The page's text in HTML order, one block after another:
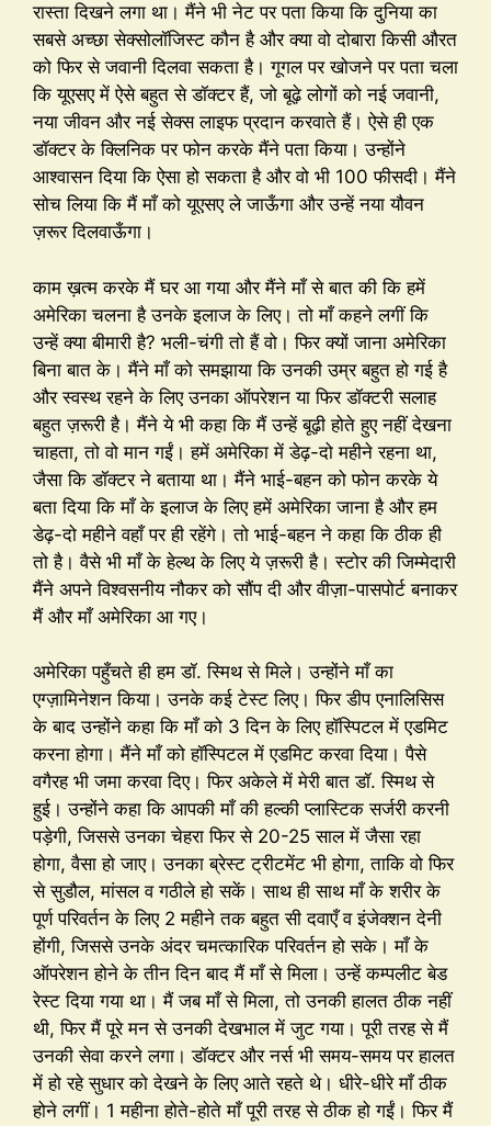
रास्ता दिखने लगा था। मैंने भी नेट पर पता किया कि दुनिया का
सबसे अच्छा सेक्सोलॉजिस्ट कौन है और क्या वो दोबारा किसी औरत
को फिर से जवानी दिलवा सकता है। गूगल पर खोजने पर पता चला
कि यूएसए में ऐसे बहुत से डॉक्टर हैं, जो बूढ़े लोगों को नई जवानी,
नया जीवन और नई सेक्स लाइफ प्रदान करवाते हैं। ऐसे ही एक
डॉक्टर के क्लिनिक पर फोन करके मैंने पता किया। उन्होंने
आश्वासन दिया कि ऐसा हो सकता है और वो भी 100 फीसदी। मैंने
सोच लिया कि मैं माँ को यूएसए ले जाऊँगा और उन्हें नया यौवन
ज़रूर दिलवाऊँगा।
काम ख़त्म करके मैं घर आ गया और मैंने माँ से बात की कि हमें
अमेरिका चलना है उनके इलाज के लिए। तो माँ कहने लगीं कि
उन्हें क्या बीमारी है? भली-चंगी तो हैं वो। फिर क्यों जाना अमेरिका
बिना बात के। मैंने माँ को समझाया कि उनकी उम्र बहुत हो गई है
और स्वस्थ रहने के लिए उनका ऑपरेशन या फिर डॉक्टरी सलाह
बहुत ज़रूरी है। मैंने ये भी कहा कि मैं उन्हें बूढ़ी होते हुए नहीं देखना
चाहता, तो वो मान गईं। हमें अमेरिका में डेढ़-दो महीने रहना था,
जैसा कि डॉक्टर ने बताया था। मैंने भाई-बहन को फोन करके ये
बता दिया कि माँ के इलाज के लिए हमें अमेरिका जाना है और हम
डेढ़-दो महीने वहाँ पर ही रहेंगे। तो भाई-बहन ने कहा कि ठीक ही
तो है। वैसे भी माँ के हेल्थ के लिए ये ज़रूरी है। स्टोर की जिम्मेदारी
मैंने अपने विश्वसनीय नौकर को सौंप दी और वीज़ा-पासपोर्ट बनाकर
मैं और माँ अमेरिका आ गए।
अमेरिका पहुँचते ही हम डॉ. स्मिथ से मिले। उन्होंने माँ का
एग्ज़ामिनेशन किया। उनके कई टेस्ट लिए। फिर डीप एनालिसिस
के बाद उन्होंने कहा कि माँ को 3 दिन के लिए हॉस्पिटल में एडमिट
करना होगा। मैंने माँ को हॉस्पिटल में एडमिट करवा दिया। पैसे
वगैरह भी जमा करवा दिए। फिर अकेले में मेरी बात डॉ. स्मिथ से
हुई। उन्होंने कहा कि आपकी माँ की हल्की प्लास्टिक सर्जरी करनी
पड़ेगी, जिससे उनका चेहरा फिर से 20-25 साल में जैसा रहा
होगा, वैसा हो जाए। उनका ब्रेस्ट ट्रीटमेंट भी होगा, ताकि वो फिर
से सुडौल, मांसल व गठीले हो सकें। साथ ही साथ माँ के शरीर के
पूर्ण परिवर्तन के लिए 2 महीने तक बहुत सी दवाएँ व इंजेक्शन देनी
होंगी, जिससे उनके अंदर चमत्कारिक परिवर्तन हो सके। माँ के
ऑपरेशन होने के तीन दिन बाद मैं माँ से मिला। उन्हें कम्पलीट बेड
रेस्ट दिया गया था। मैं जब माँ से मिला, तो उनकी हालत ठीक नहीं
थी, फिर मैं पूरे मन से उनकी देखभाल में जुट गया। पूरी तरह से मैं
उनकी सेवा करने लगा। डॉक्टर और नर्स भी समय-समय पर हालत
में हो रहे सुधार को देखने के लिए आते रहते थे। धीरे-धीरे माँ ठीक
होने लगीं। 1 महीना होते-होते माँ पूरी तरह से ठीक हो गईं। फिर मैं